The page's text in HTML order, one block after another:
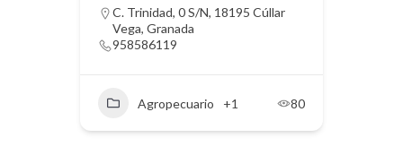
C. Trinidad, 0 S/N, 18195 Cúllar
Vega, Granada
958586119
Agropecuario +1 80